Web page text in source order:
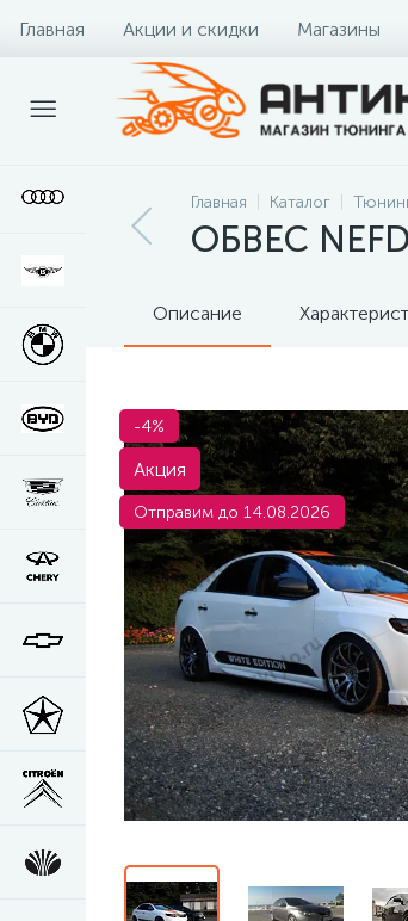
Главная Акции и скидки Магазины
Главная Каталог
ОБВЕС
Описание
-4%
Акция
Отправим до 14.08.2026